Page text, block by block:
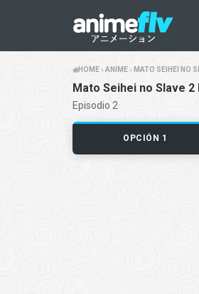
HOME ANIME MATO SEIHEI NO
Mato Seihei no Slave 2
Episodio 2
OPCIÓN 1